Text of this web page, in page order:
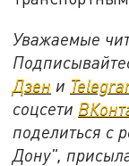
Уважаемые
Дзен и
соцсети
поделиться с
Дону",